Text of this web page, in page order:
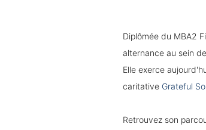
Diplômée du MBA2
alternance au sein
Elle exerce
caritative Grateful
Retrouvez son